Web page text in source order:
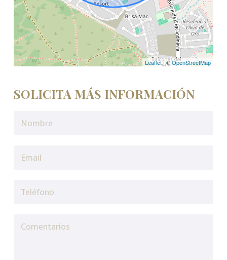
Leaflet| ©OpenStreetMap
SOLICITA MÁS INFORMACIÓN